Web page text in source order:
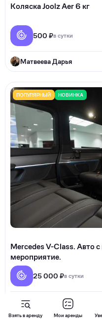
Взять в аренду Мои аренды
Коляска Joolz Aer 6 кг
500 ₽в сутки
Матвеева Дарья
ПОПУЛЯРНЫЙ НОВИНКА
Merсеdеs V-Сlаss. Автo
мерoприятиe.
25 000 ₽в сутки
Дмитрий Горишний